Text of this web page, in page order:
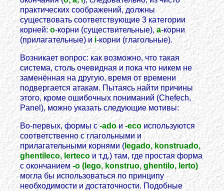
практических соображений, должны
существовать соответствующие 3 категории
корней:o-корни (существительные),a-корни
(прилагательные) иi-корни (глагольные).
Возникает вопрос: как возможно, что такая
система, столь очевидная и пока что никем не
заменённая на другую, время от времени
подвергается атакам. Пытаясь найти причины
этого, кроме ошибочных пониманий (Chefech,
Panel), можно указать следующие мотивы:
Во-первых, формы с-adoи-ecoиспользуются
соответственно с глагольными и
прилагательными корнями (legado, konstruado,
ghentileco, lertecoи т.д.) там, где простая форма
с окончанием-o (lego, konstruo, ghentilo, lerto)
могла бы использоваться по принципу
необходимости и достаточности. Подобные